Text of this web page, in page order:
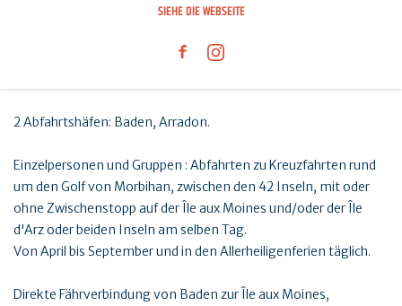
SIEHE DIE WEBSEITE
2 Abfahrtshäfen: Baden, Arradon.
Einzelpersonen und Gruppen : Abfahrten zu Kreuzfahrten rund
um den Golf von Morbihan, zwischen den 42 Inseln, mit oder
ohne Zwischenstopp auf der Île aux Moines und/oder der Île
d'Arz oder beiden Inseln am selben Tag.
Von April bis September und in den Allerheiligenferien täglich.
Direkte Fährverbindung von Baden zur Île aux Moines,